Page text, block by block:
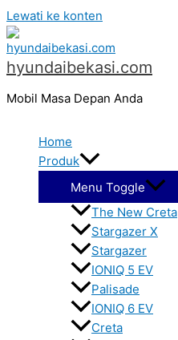
Lewati ke konten
hyundaibekasi.com
Mobil Masa Depan Anda
Home
Produk
Menu Toggle
The New Creta
Stargazer X
Stargazer
IONIQ 5 EV
Palisade
IONIQ 6 EV
Creta